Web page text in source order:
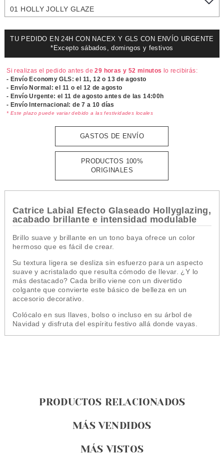
01 HOLLY JOLLY GLAZE
TU PEDIDO EN 24H CON NACEX Y GLS CON ENVÍO URGENTE
*Excepto sábados, domingos y festivos
Si realizas el pedido antes de29 horas y 52 minutos lo recibirás:
- Envío Economy GLS: el 11, 12 o 13 de agosto
- Envío Normal: el 11 o el 12 de agosto
- Envío Urgente: el11 de agosto antes de las 14:00h
- Envío Internacional: de 7 a 10 días
* Este plazo puede variar debido a las festividades locales
GASTOS DE ENVÍO
PRODUCTOS 100%
ORIGINALES
Catrice Labial Efecto Glaseado Hollyglazing,
acabado brillante e intensidad modulable
Brillo suave y brillante en un tono baya ofrece un color
hermoso que es fácil de crear.
Su textura ligera se desliza sin esfuerzo para un aspecto
suave y acristalado que resulta cómodo de llevar. ¿Y lo
más destacado? Cada brillo viene con un divertido
colgante que convierte este básico de belleza en un
accesorio decorativo.
Colócalo en sus llaves, bolso o incluso en su árbol de
Navidad y disfruta del espíritu festivo allá donde vayas.
PRODUCTOS RELACIONADOS
MÁS VENDIDOS
MÁS VISTOS